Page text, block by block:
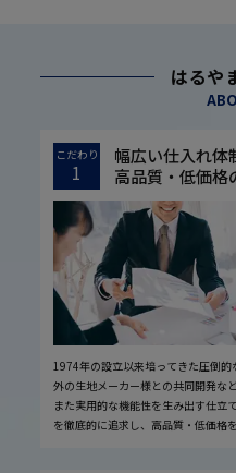
はるや
こだわり
1
幅広い仕入れ体
高品質・低価格
1974年の設立以来培ってきた圧倒
外の生地メーカー様との共同開発な
また実用的な機能性を生み出す仕立
を徹底的に追求し、高品質・低価格